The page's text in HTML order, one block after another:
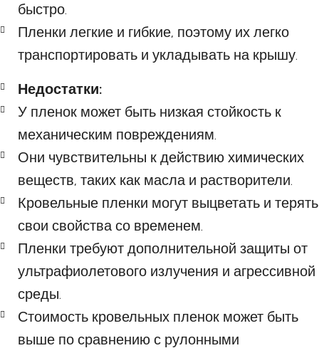
быстро.
Пленки легкие и гибкие, поэтому их легко
транспортировать и укладывать на крышу.
Недостатки:
У пленок может быть низкая стойкость к
механическим повреждениям.
Они чувствительны к действию химических
веществ, таких как масла и растворители.
Кровельные пленки могут выцветать и терять
свои свойства со временем.
Пленки требуют дополнительной защиты от
ультрафиолетового излучения и агрессивной
среды.
Стоимость кровельных пленок может быть
выше по сравнению с рулонными